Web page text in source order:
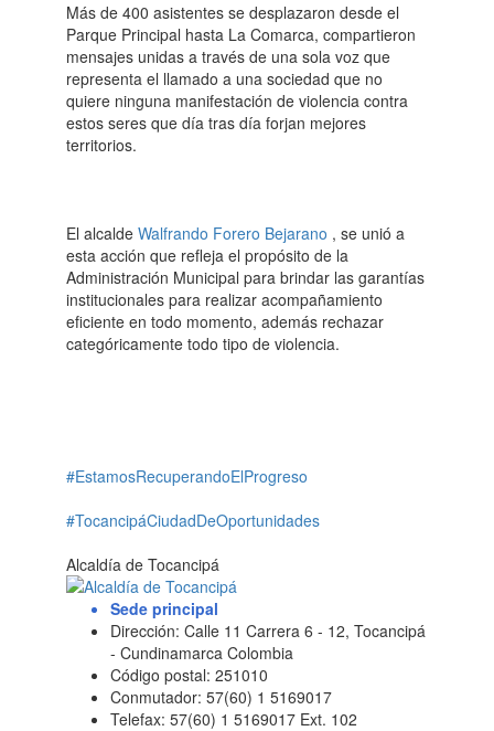
Más de 400 asistentes se desplazaron desde el
Parque Principal hasta La Comarca, compartieron
mensajes unidas a través de una sola voz que
representa el llamado a una sociedad que no
quiere ninguna manifestación de violencia contra
estos seres que día tras día forjan mejores
territorios.
El alcalde Walfrando Forero Bejarano , se unió a
esta acción que refleja el propósito de la
Administración Municipal para brindar las garantías
institucionales para realizar acompañamiento
eficiente en todo momento, además rechazar
categóricamente todo tipo de violencia.
#EstamosRecuperandoElProgreso
#TocancipáCiudadDeOportunidades
Alcaldía de Tocancipá
Sede principal
Dirección: Calle 11 Carrera 6 - 12, Tocancipá
- Cundinamarca Colombia
Código postal: 251010
Conmutador: 57(60) 1 5169017
Telefax: 57(60) 1 5169017 Ext. 102